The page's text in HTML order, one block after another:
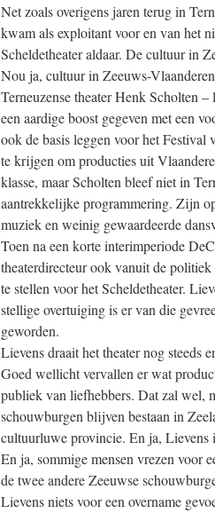
Net zoals overigens jaren terug in
kwam als exploitant voor en van het
Scheldetheater aldaar. De cultuur in
Nou ja, cultuur in Zeeuws-
Terneuzense theater Henk Scholten
een aardige boost gegeven met een
ook de basis leggen voor het
te krijgen om producties uit
klasse, maar Scholten bleef niet in
aantrekkelijke programmering. Zijn
muziek en weinig gewaardeerde
Toen na een korte interimperiode
theaterdirecteur ook vanuit de
te stellen voor het Scheldetheater.
stellige overtuiging is er van die
geworden.
Lievens draait het theater nog steeds
Goed wellicht vervallen er wat
publiek van liefhebbers. Dat zal wel,
schouwburgen blijven bestaan in
cultuurluwe provincie. En ja, Lievens
En ja, sommige mensen vrezen voor
de twee andere Zeeuwse
Lievens niets voor een overname